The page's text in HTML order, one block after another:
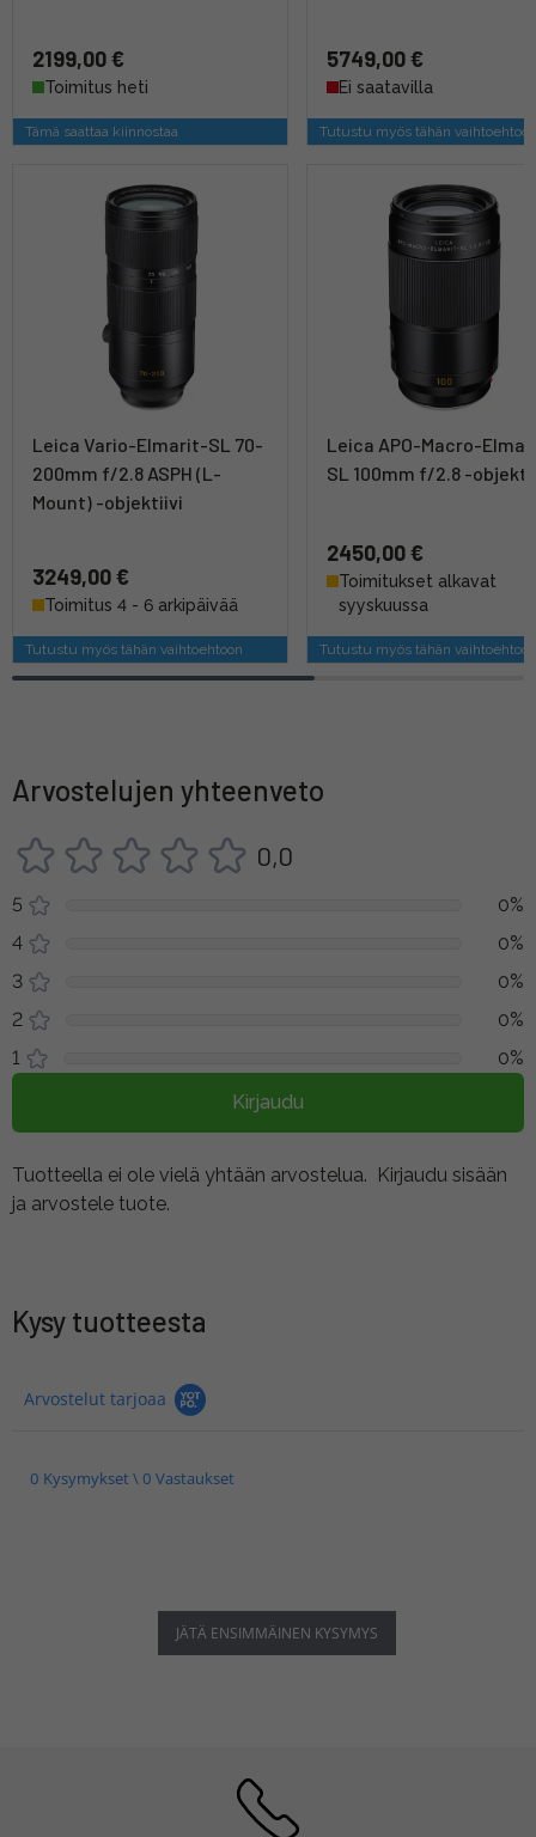
2199,00 €
Toimitus heti
Tämä saattaa kiinnostaa
5749,00 €
Ei saatavilla
Tutustu myös tähän
Leica Vario-Elmarit-SL 70-
200mm f/2.8 ASPH (L-
Mount) -objektiivi
3249,00 €
Toimitus 4 - 6 arkipäivää
Tutustu myös tähän vaihtoehtoon
Leica APO-Macro-
SL 100mm f/2.8 -
2450,00 €
Toimitukset alkavat
syyskuussa
Tutustu myös tähän
Arvostelujen yhteenveto
0,0
5
0%
4
0%
3
0%
2
0%
1
0%
Kirjaudu
Tuotteella ei ole vielä yhtään arvostelua. Kirjaudu sisään
ja arvostele tuote.
Kysy tuotteesta
Arvostelut tarjoaa
0 Kysymykset \ 0 Vastaukset
JÄTÄ ENSIMMÄINEN KYSYMYS